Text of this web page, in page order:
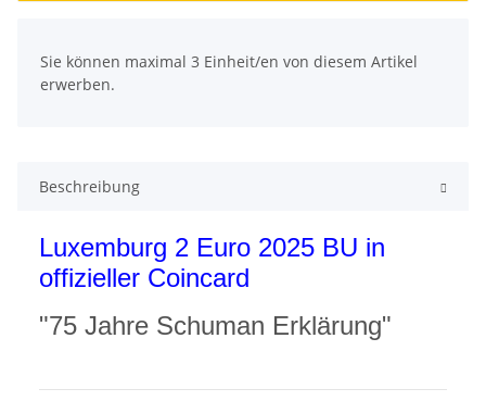
Sie können maximal 3 Einheit/en von diesem Artikel
erwerben.
Beschreibung
Luxemburg 2 Euro 2025 BU in
offizieller Coincard
"75 Jahre Schuman Erklärung"